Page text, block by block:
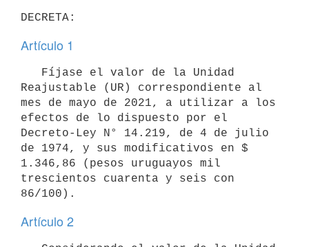
Artículo 1
Reajustable (UR) correspondiente al
mes de mayo de 2021, a utilizar a los
efectos de lo dispuesto por el
Decreto-Ley N° 14.219, de 4 de julio
de 1974, y sus modificativos en $
1.346,86 (pesos uruguayos mil
trescientos cuarenta y seis con
Artículo 2